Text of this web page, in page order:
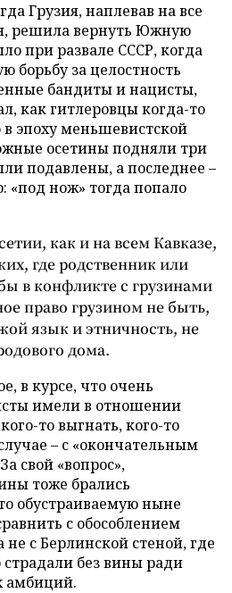
Грузия, наплевав на все
решила вернуть Южную
при развале СССР, когда
борьбу за целостность
бандиты и нацисты,
как гитлеровцы когда-то
эпоху меньшевистской
осетины подняли три
подавлены, а последнее –
«под нож» тогда попало
как и на всем Кавказе,
где родственник или
в конфликте с грузинами
право грузином не быть,
язык и этничность, не
дома.
в курсе, что очень
имели в отношении
то выгнать, кого-то
– с «окончательным
свой «вопрос»,
тоже брались
обустраиваемую ныне
с обособлением
с Берлинской стеной, где
без вины ради
амбиций.